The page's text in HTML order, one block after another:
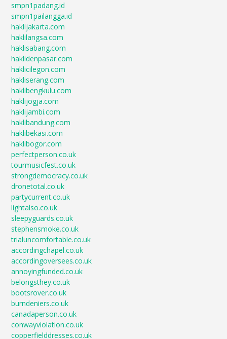
smpn1padang.id
smpn1pailangga.id
haklijakarta.com
haklilangsa.com
haklisabang.com
haklidenpasar.com
haklicilegon.com
hakliserang.com
haklibengkulu.com
haklijogja.com
haklijambi.com
haklibandung.com
haklibekasi.com
haklibogor.com
perfectperson.co.uk
tourmusicfest.co.uk
strongdemocracy.co.uk
dronetotal.co.uk
partycurrent.co.uk
lightalso.co.uk
sleepyguards.co.uk
stephensmoke.co.uk
trialuncomfortable.co.uk
accordingchapel.co.uk
accordingoversees.co.uk
annoyingfunded.co.uk
belongsthey.co.uk
bootsrover.co.uk
burndeniers.co.uk
canadaperson.co.uk
conwayviolation.co.uk
copperfielddresses.co.uk